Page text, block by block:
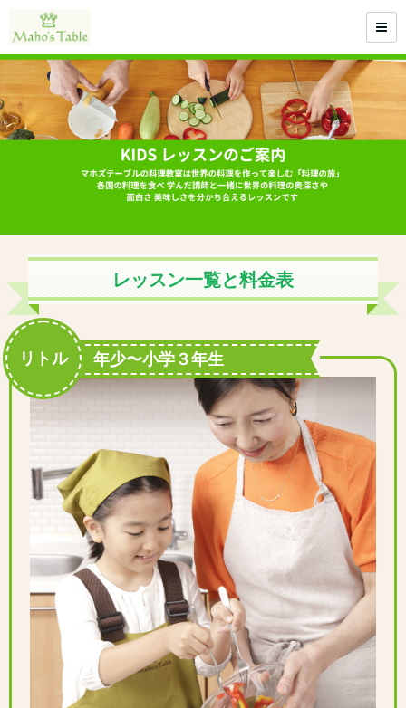
レッスン一覧と料金表
年少〜小学３年生
リトル